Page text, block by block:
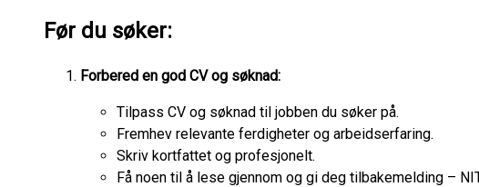
Før du søker:
Forbered en god CV og søknad:
Tilpass CV og søknad til jobben du søker på.
Fremhev relevante ferdigheter og arbeidserfaring.
Skriv kortfattet og profesjonelt.
Få noen til å lese gjennom og gi deg tilbakemelding –